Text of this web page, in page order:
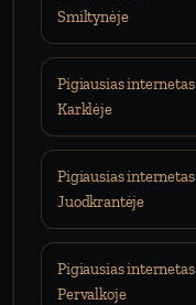
Smiltynėje
Pigiausias internetas
Karklėje
Pigiausias internetas
Juodkrantėje
Pigiausias internetas
Pervalkoje